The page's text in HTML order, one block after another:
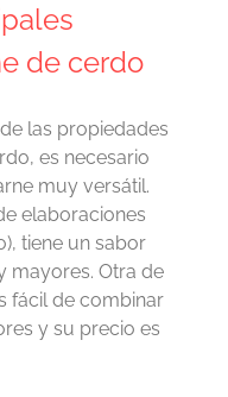
de cerdo
las propiedades
es necesario
muy versátil.
elaboraciones
tiene un sabor
mayores. Otra de
fácil de combinar
y su precio es